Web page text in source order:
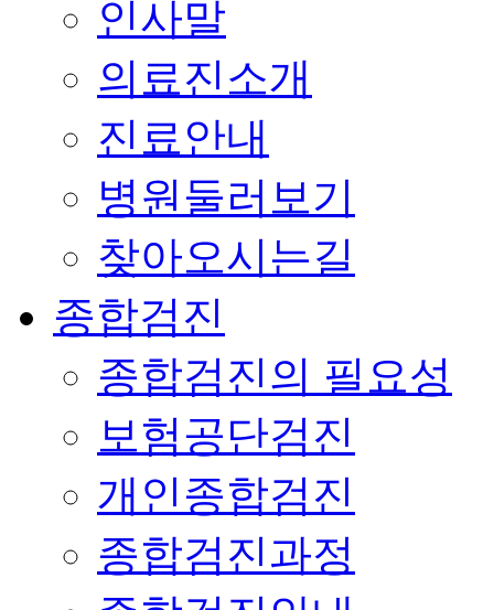
인사말
의료진소개
진료안내
병원둘러보기
찾아오시는길
종합검진
종합검진의 필요성
보험공단검진
개인종합검진
종합검진과정